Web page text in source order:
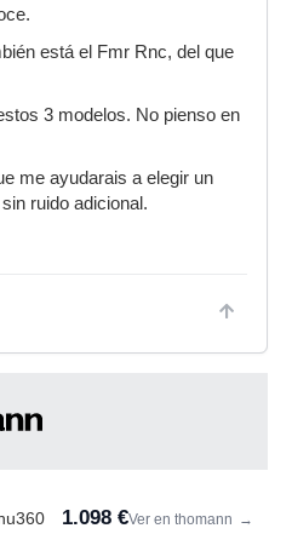
está el Fmr Rnc, del que
3 modelos. No pienso en
me ayudarais a elegir un
ruido adicional.
1.098 €Ver en thomann →